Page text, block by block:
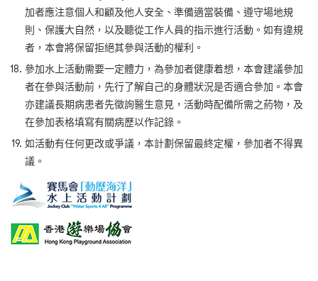
加者應注意個人和顧及他人安全、準備適當裝備、遵守場地規
則、保護大自然，以及聽從工作人員的指示進行活動。如有違規
者，本會將保留拒絕其參與活動的權利。
參加水上活動需要一定體力，為參加者健康着想，本會建議參加
者在參與活動前，先行了解自己的身體狀況是否適合參加。本會
亦建議長期病患者先徵詢醫生意見，活動時配備所需之葯物，及
在參加表格填寫有關病歷以作記錄。
如活動有任何更改或爭議，本計劃保留最終定權，參加者不得異
議。